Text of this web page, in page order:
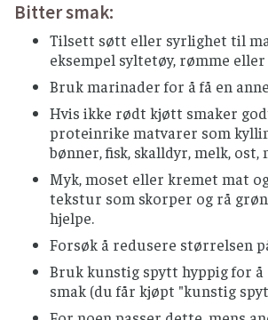
Bitter smak:
Tilsett søtt eller syrlighet til
eksempel syltetøy, rømme
Bruk marinader for å få en
Hvis ikke rødt kjøtt smaker
proteinrike matvarer som
bønner, fisk, skalldyr, melk,
Myk, moset eller kremet mat
tekstur som skorper og rå
hjelpe.
Forsøk å redusere størrelsen
Bruk kunstig spytt hyppig for
smak (du får kjøpt "kunstig